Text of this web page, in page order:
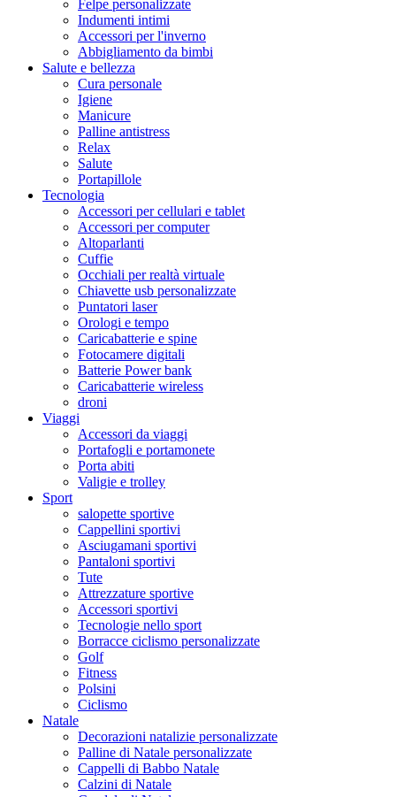
Felpe personalizzate
Indumenti intimi
Accessori per l'inverno
Abbigliamento da bimbi
Salute e bellezza
Cura personale
Igiene
Manicure
Palline antistress
Relax
Salute
Portapillole
Tecnologia
Accessori per cellulari e tablet
Accessori per computer
Altoparlanti
Cuffie
Occhiali per realtà virtuale
Chiavette usb personalizzate
Puntatori laser
Orologi e tempo
Caricabatterie e spine
Fotocamere digitali
Batterie Power bank
Caricabatterie wireless
droni
Viaggi
Accessori da viaggi
Portafogli e portamonete
Porta abiti
Valigie e trolley
Sport
salopette sportive
Cappellini sportivi
Asciugamani sportivi
Pantaloni sportivi
Tute
Attrezzature sportive
Accessori sportivi
Tecnologie nello sport
Borracce ciclismo personalizzate
Golf
Fitness
Polsini
Ciclismo
Natale
Decorazioni natalizie personalizzate
Palline di Natale personalizzate
Cappelli di Babbo Natale
Calzini di Natale